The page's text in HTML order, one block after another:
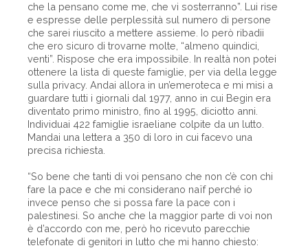
che la pensano come me, che vi sosterranno”. Lui rise
e espresse delle perplessità sul numero di persone
che sarei riuscito a mettere assieme. Io però ribadii
che ero sicuro di trovarne molte, “almeno quindici,
venti”. Rispose che era impossibile. In realtà non potei
ottenere la lista di queste famiglie, per via della legge
sulla privacy. Andai allora in un’emeroteca e mi misi a
guardare tutti i giornali dal 1977, anno in cui Begin era
diventato primo ministro, fino al 1995, diciotto anni.
Individuai 422 famiglie israeliane colpite da un lutto.
Mandai una lettera a 350 di loro in cui facevo una
precisa richiesta.
“So bene che tanti di voi pensano che non c’è con chi
fare la pace e che mi considerano naïf perché io
invece penso che si possa fare la pace con i
palestinesi. So anche che la maggior parte di voi non
è d’accordo con me, però ho ricevuto parecchie
telefonate di genitori in lutto che mi hanno chiesto: